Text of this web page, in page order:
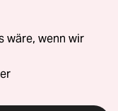
wäre, wenn wir